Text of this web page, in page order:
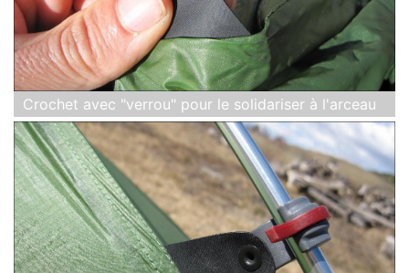
Crochet avec "verrou" pour le solidariser à l'arceau